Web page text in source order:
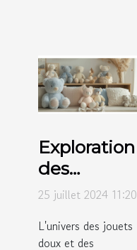
Exploration
des
tendances
en jouets
25 juillet 2024 11:20
L'univers des jouets
doux et des